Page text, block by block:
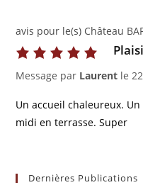
avis pour le(s) Château
Message par Laurent le
Un accueil chaleureux.
midi en terrasse. Super
Dernières Publications